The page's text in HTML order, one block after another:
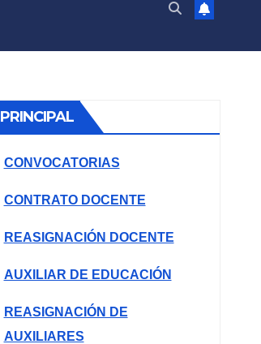
PRINCIPAL
CONVOCATORIAS
CONTRATO DOCENTE
REASIGNACIÓN DOCENTE
AUXILIAR DE EDUCACIÓN
REASIGNACIÓN DE
AUXILIARES